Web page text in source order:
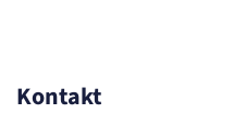
Kontakt